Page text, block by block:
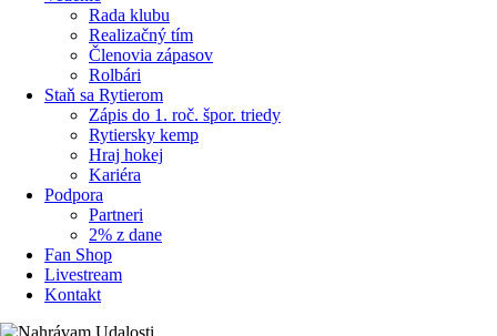
Rada klubu
Realizačný tím
Členovia zápasov
Rolbári
Staň sa Rytierom
Zápis do 1. roč. špor. triedy
Rytiersky kemp
Hraj hokej
Kariéra
Podpora
Partneri
2% z dane
Fan Shop
Livestream
Kontakt